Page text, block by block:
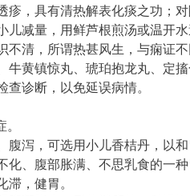
，具有清热解表化痰之功；对
减量，用鲜芦根煎汤或温开水
清，所谓热甚风生，与痫证不
牛黄镇惊丸、琥珀抱龙丸、定
诊断，以免延误病情。
泻，可选用小儿香桔丹，以和
、腹部胀满、不思乳食的一种
，健胃。